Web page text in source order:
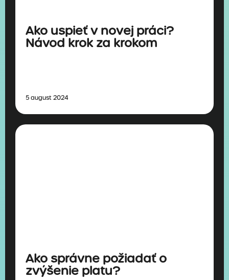
Ako uspieť v novej práci?
Návod krok za krokom
5 august 2024
Ako správne požiadať o
zvýšenie platu?